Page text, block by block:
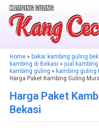
Home » bakar kambing guling
kambing di Bekasi » jual
kambing guling » kambing guling
Harga Paket Kambing Guling
Harga Paket
Bekasi